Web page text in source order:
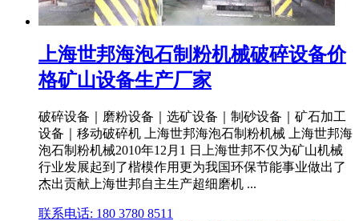
上海世邦海泡石制粉机械破碎设备价
格矿山设备生产厂家
破碎设备｜磨粉设备｜选矿设备｜制砂设备｜矿石加工
设备｜移动破碎机 上海世邦海泡石制粉机械 上海世邦海
泡石制粉机械2010年12月1 日上海世邦不仅为矿山机械
行业发展起到了楷模作用更为我国环保节能事业做出了
杰出贡献上海世邦自主生产超细磨机 ...
联系电话: 180 3780 8511